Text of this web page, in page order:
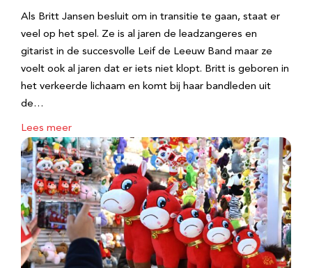
Als Britt Jansen besluit om in transitie te gaan, staat er
veel op het spel. Ze is al jaren de leadzangeres en
gitarist in de succesvolle Leif de Leeuw Band maar ze
voelt ook al jaren dat er iets niet klopt. Britt is geboren in
het verkeerde lichaam en komt bij haar bandleden uit
de…
Lees meer